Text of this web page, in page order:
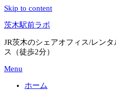
Skip to content
茨木駅前ラボ
JR茨木のシェアオフィス/レン
ス（徒歩2分）
Menu
ホーム